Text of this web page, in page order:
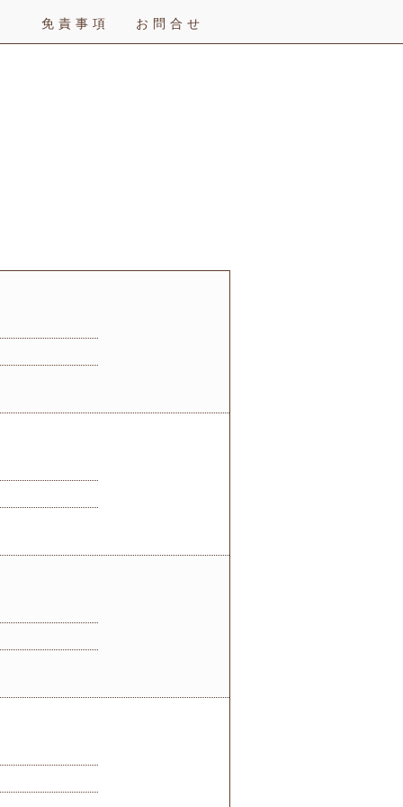
お問合せ
免責事項